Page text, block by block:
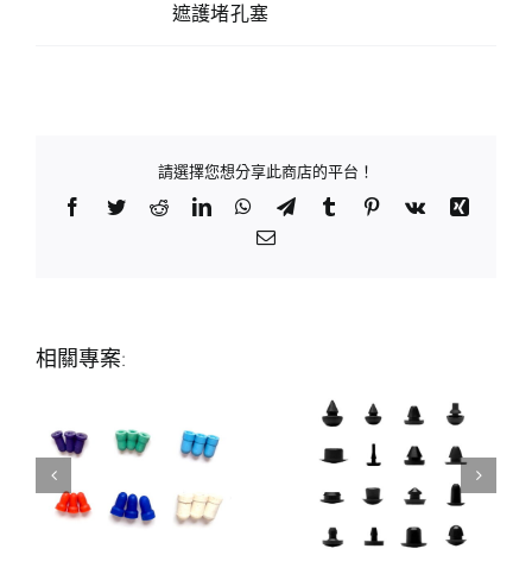
遮護堵孔塞
請選擇您想分享此商店的平台！
Facebook
TwitterRedditLinkedInWhatsApp
TelegramTumblr Pinterest
Vk
Xing
Email:
相關專案: